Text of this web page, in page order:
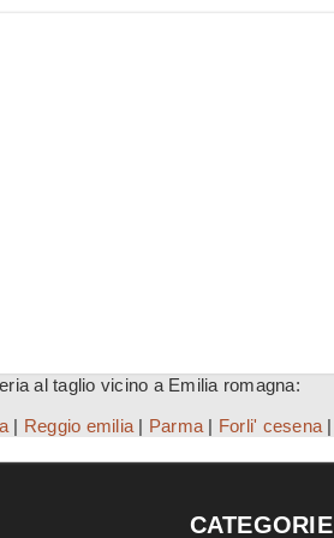
al taglio vicino a Emilia romagna:
| Reggio emilia | Parma | Forli' cesena |
CATEGORIE